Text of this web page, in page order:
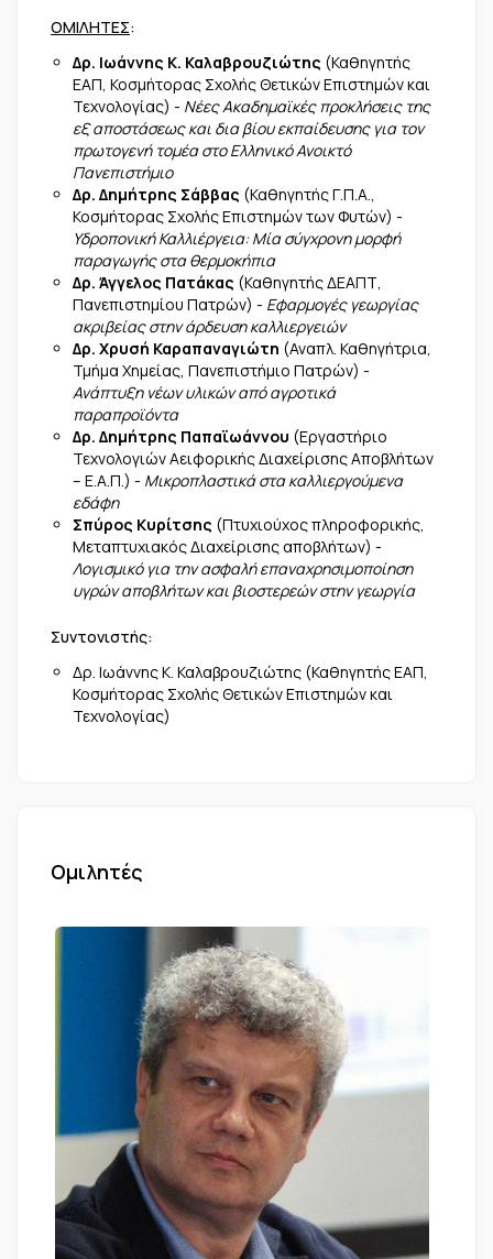
ΟΜΙΛΗΤΕΣ:
Δρ. Ιωάννης Κ. Καλαβρουζιώτης (Καθηγητής
ΕΑΠ, Κοσμήτορας Σχολής Θετικών Επιστημών και
Τεχνολογίας) - Νέες Ακαδημαϊκές προκλήσεις της
εξ αποστάσεως και δια βίου εκπαίδευσης για τον
πρωτογενή τομέα στο Ελληνικό Ανοικτό
Πανεπιστήμιο
Δρ. Δημήτρης Σάββας (Καθηγητής Γ.Π.Α.,
Κοσμήτορας Σχολής Επιστημών των Φυτών) -
Υδροπονική Καλλιέργεια: Μία σύγχρονη μορφή
παραγωγής στα θερμοκήπια
Δρ. Άγγελος Πατάκας (Καθηγητής ΔΕΑΠΤ,
Πανεπιστημίου Πατρών) - Εφαρμογές γεωργίας
ακριβείας στην άρδευση καλλιεργειών
Δρ. Χρυσή Καραπαναγιώτη (Αναπλ. Καθηγήτρια,
Τμήμα Χημείας, Πανεπιστήμιο Πατρών) -
Ανάπτυξη νέων υλικών από αγροτικά
παραπροϊόντα
Δρ. Δημήτρης Παπαϊωάννου (Εργαστήριο
Τεχνολογιών Αειφορικής Διαχείρισης Αποβλήτων
– Ε.Α.Π.) - Μικροπλαστικά στα καλλιεργούμενα
εδάφη
Σπύρος Κυρίτσης (Πτυχιούχος πληροφορικής,
Μεταπτυχιακός Διαχείρισης αποβλήτων) -
Λογισμικό για την ασφαλή επαναχρησιμοποίηση
υγρών αποβλήτων και βιοστερεών στην γεωργία
Συντονιστής:
Δρ. Ιωάννης Κ. Καλαβρουζιώτης (Καθηγητής ΕΑΠ,
Κοσμήτορας Σχολής Θετικών Επιστημών και
Τεχνολογίας)
Ομιλητές